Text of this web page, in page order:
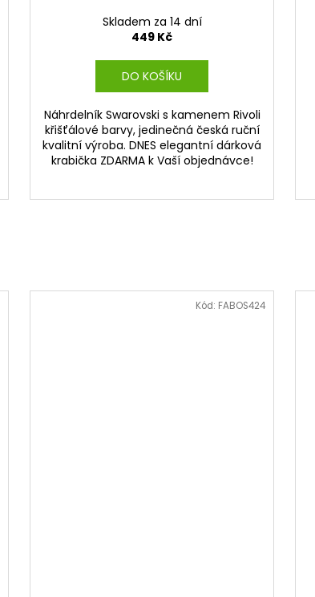
Skladem za 14 dní
449 Kč
DO KOŠÍKU
Náhrdelník Swarovski s kamenem Rivoli
křišťálové barvy, jedinečná česká ruční
kvalitní výroba. DNES elegantní dárková
krabička ZDARMA k Vaší objednávce!
Kód: FABOS424